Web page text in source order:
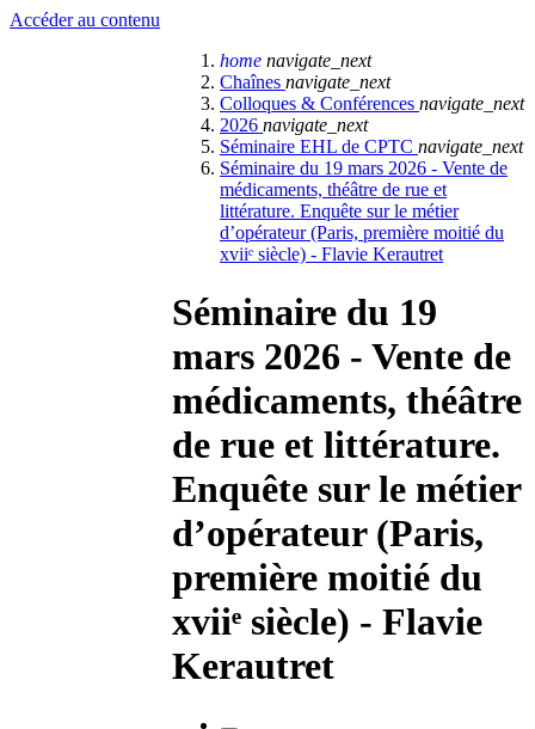
Accéder au contenu
home navigate_next
Chaînes navigate_next
Colloques & Conférences navigate_next
2026 navigate_next
Séminaire EHL de CPTC navigate_next
Séminaire du 19 mars 2026 - Vente de
médicaments, théâtre de rue et
littérature. Enquête sur le métier
d’opérateur (Paris, première moitié du
xviiᵉ siècle) - Flavie Kerautret
Séminaire du 19
mars 2026 - Vente de
médicaments, théâtre
de rue et littérature.
Enquête sur le métier
d’opérateur (Paris,
première moitié du
xviiᵉ siècle) - Flavie
Kerautret